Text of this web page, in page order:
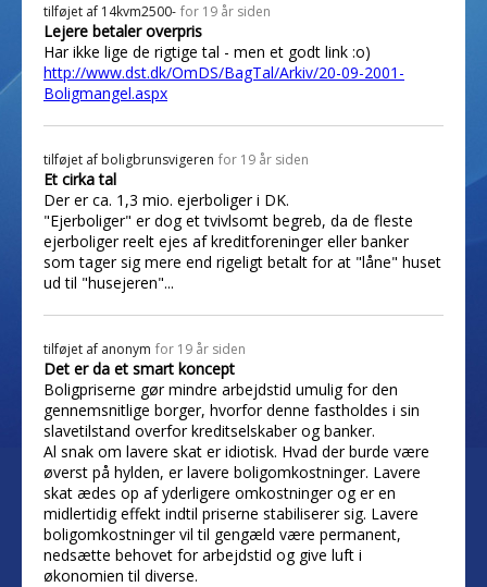
tilføjet af 14kvm2500- for 19 år siden
Lejere betaler overpris
Har ikke lige de rigtige tal - men et godt link :o)
http://www.dst.dk/OmDS/BagTal/Arkiv/20-09-2001-
Boligmangel.aspx
tilføjet af boligbrunsvigeren for 19 år siden
Et cirka tal
Der er ca. 1,3 mio. ejerboliger i DK.
"Ejerboliger" er dog et tvivlsomt begreb, da de fleste
ejerboliger reelt ejes af kreditforeninger eller banker
som tager sig mere end rigeligt betalt for at "låne" huset
ud til "husejeren"...
tilføjet af anonym for 19 år siden
Det er da et smart koncept
Boligpriserne gør mindre arbejdstid umulig for den
gennemsnitlige borger, hvorfor denne fastholdes i sin
slavetilstand overfor kreditselskaber og banker.
Al snak om lavere skat er idiotisk. Hvad der burde være
øverst på hylden, er lavere boligomkostninger. Lavere
skat ædes op af yderligere omkostninger og er en
midlertidig effekt indtil priserne stabiliserer sig. Lavere
boligomkostninger vil til gengæld være permanent,
nedsætte behovet for arbejdstid og give luft i
økonomien til diverse.